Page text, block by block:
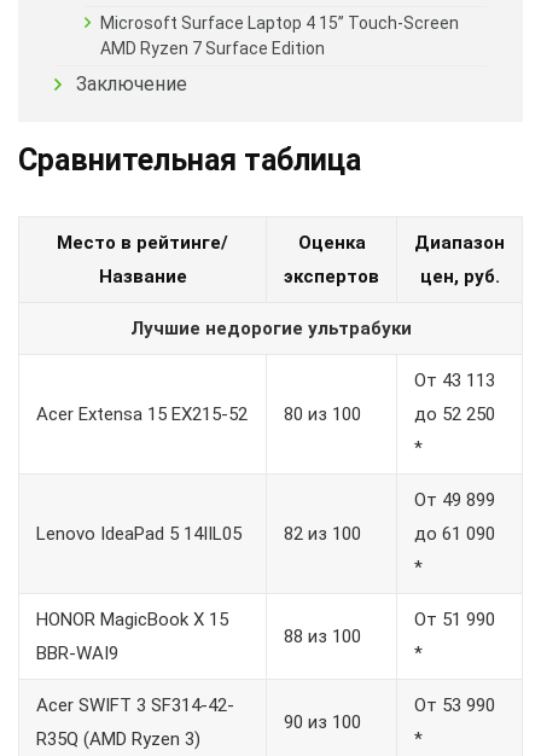
Microsoft Surface Laptop 4 15” Touch-Screen
AMD Ryzen 7 Surface Edition
Заключение
Сравнительная таблица
Место в рейтинге/
Название
Оценка
экспертов
Диапазон
цен, руб.
Лучшие недорогие ультрабуки
Acer Extensa 15 EX215-52 80 из 100
От 43 113
до 52 250
*
Lenovo IdeaPad 5 14IIL05 82 из 100
От 49 899
до 61 090
*
HONOR MagicBook X 15
BBR-WAI9
88 из 100
От 51 990
*
Acer SWIFT 3 SF314-42-
R35Q (AMD Ryzen 3)
90 из 100
От 53 990
*